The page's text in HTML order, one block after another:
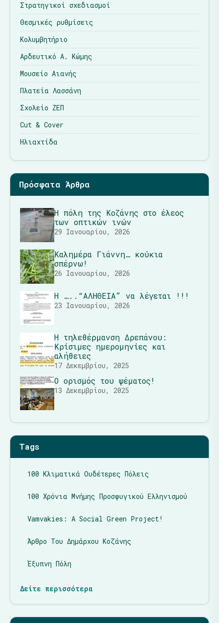
Στρατηγικοί σχεδιασμοί
Θεσμικές ρυθμίσεις
Κολυμβητήριο
Αρδευτικό Α. Κώμης
Μουσείο Αιανής
Πλατεία Λασσάνη
Σχολείο ΖΕΠ
Cut & Cover
Ηλιαχτίδα
Πρόσφατα Άρθρα
Η πόλη της Κοζάνης στο έλεος
των οπτικών ινών
29 Ιανουαρίου, 2026
Καλημέρα Γιάννη… κούκια
σπέρνω!
26 Ιανουαρίου, 2026
Η …..“ΑΛΗΘΕΙΑ” να λέγεται !!!
23 Ιανουαρίου, 2026
Η τηλεθέρμανση Δρεπάνου:
Κρίσιμες ημερομηνίες και
αλήθειες
17 Δεκεμβρίου, 2025
Ο ορισμός του ψέματος!
13 Δεκεμβρίου, 2025
Tags
100 Κλιματικά Ουδέτερες Πόλεις
100 Χρόνια Μνήμης Προσφυγικού Ελληνισμού
Vamvakies: A Social Green Project!
Άρθρο Του Δημάρχου Κοζάνης
Έξυπνη Πόλη
Δείτε περισσότερα